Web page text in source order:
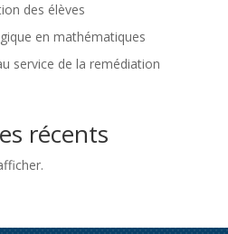
des élèves
en mathématiques
service de la remédiation
récents